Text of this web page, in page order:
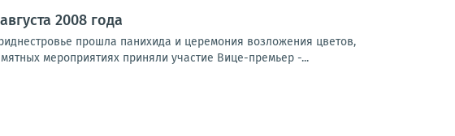
2008 года
прошла панихида и церемония возложения цветов,
мероприятиях приняли участие Вице-премьер -...